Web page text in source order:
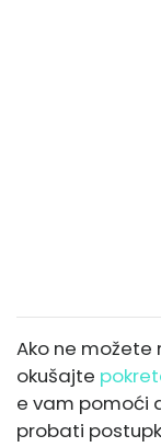
Ako ne možete
okušajte
e vam pomoći
probati